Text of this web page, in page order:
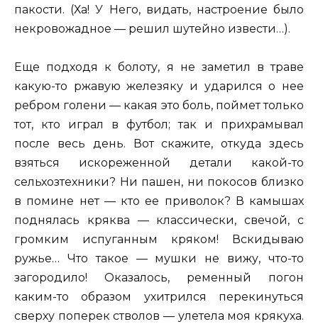
пакости. (Ха! У Него, видать, настроение было
некровожадное — решил шутейно извести…).
Еще подходя к болоту, я не заметил в траве
какую-то ржавую железяку и ударился о нее
ребром голени — какая это боль, поймет только
тот, кто играл в футбол; так и прихрамывал
после весь день. Вот скажите, откуда здесь
взяться искореженной детали какой-то
сельхозтехники? Ни пашен, ни покосов близко
в помине нет — кто ее приволок? В камышах
поднялась кряква — классически, свечой, с
громким испуганным кряком! Вскидываю
ружье… Что такое — мушки не вижу, что-то
загородило! Оказалось, ременный погон
каким-то образом ухитрился перекинуться
сверху поперек стволов — улетела моя крякуха.